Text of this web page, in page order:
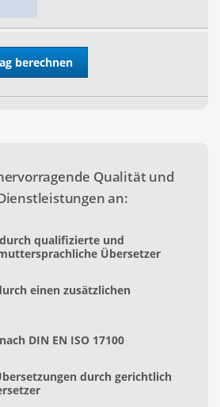
Qualität und
an:
qualifizierte und
Übersetzer
einen zusätzlichen
DIN EN ISO 17100
durch gerichtlich